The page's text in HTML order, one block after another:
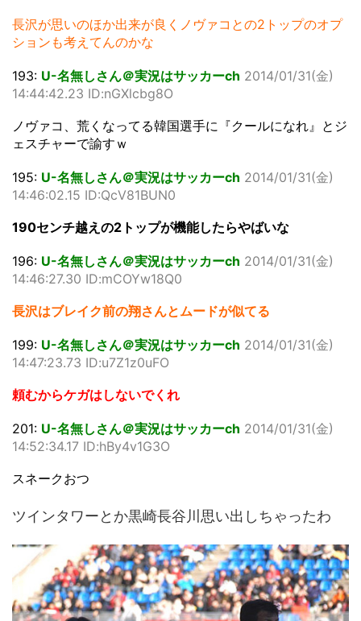
長沢が思いのほか出来が良くノヴァコとの2トップのオプ
ションも考えてんのかな
193: U-名無しさん＠実況はサッカーch 2014/01/31(金)
14:44:42.23 ID:nGXlcbg8O
ノヴァコ、荒くなってる韓国選手に『クールになれ』とジ
ェスチャーで諭すｗ
195: U-名無しさん＠実況はサッカーch 2014/01/31(金)
14:46:02.15 ID:QcV81BUN0
190センチ越えの2トップが機能したらやばいな
196: U-名無しさん＠実況はサッカーch 2014/01/31(金)
14:46:27.30 ID:mCOYw18Q0
長沢はブレイク前の翔さんとムードが似てる
199: U-名無しさん＠実況はサッカーch 2014/01/31(金)
14:47:23.73 ID:u7Z1z0uFO
頼むからケガはしないでくれ
201: U-名無しさん＠実況はサッカーch 2014/01/31(金)
14:52:34.17 ID:hBy4v1G3O
スネークおつ
ツインタワーとか黒崎長谷川思い出しちゃったわ